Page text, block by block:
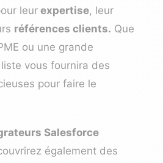
leur expertise, leur
références clients. Que
ou une grande
vous fournira des
pour faire le
Salesforce
également des